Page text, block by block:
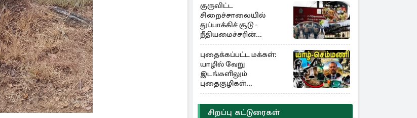
குருவிட்ட
சிறைச்சாலையில்
துப்பாக்கிச் சூடு -
நீதியமைச்சரின்
அறிவிப்பு
புதைக்கப்பட்ட மக்கள்:
யாழில் வேறு
இடங்களிலும்
புதைகுழிகள்
இருக்கலாம்..!
எழுமாற்றாக அகழ்வு
சிறப்பு கட்டுரைகள்